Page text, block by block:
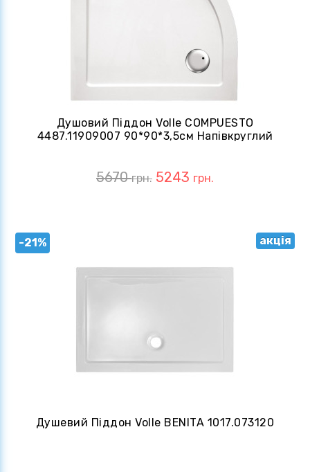
Душовий Піддон Volle COMPUESTO
4487.11909007 90*90*3,5см Напівкруглий
5670грн. 5243 грн.
-21% акція
Душевий Піддон Volle BENITA 1017.073120